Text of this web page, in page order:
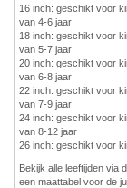
16 inch: geschikt voor
van 4-6 jaar
18 inch: geschikt voor
van 5-7 jaar
20 inch: geschikt voor
van 6-8 jaar
22 inch: geschikt voor
van 7-9 jaar
24 inch: geschikt voor
van 8-12 jaar
26 inch: geschikt voor
Bekijk alle leeftijden via
een maattabel voor de